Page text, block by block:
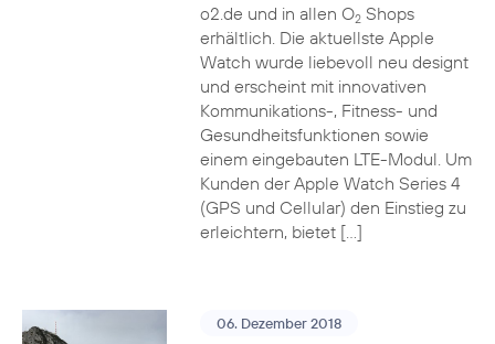
o2.de und in allen O2Shops
erhältlich. Die aktuellste Apple
Watch wurde liebevoll neu designt
und erscheint mit innovativen
Kommunikations-, Fitness- und
Gesundheitsfunktionen sowie
einem eingebauten LTE-Modul. Um
Kunden der Apple Watch Series 4
(GPS und Cellular) den Einstieg zu
erleichtern, bietet […]
06. Dezember 2018